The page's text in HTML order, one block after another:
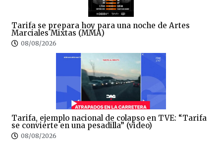
Tarifa se prepara hoy para una noche de Artes
Marciales Mixtas (MMA)
08/08/2026
Tarifa, ejemplo nacional de colapso en TVE: “Tarifa
se convierte en una pesadilla” (video)
08/08/2026